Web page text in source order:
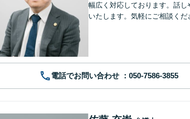
幅広く対応しております。話
いたします。気軽にご相談くだ
電話でお問い合わせ